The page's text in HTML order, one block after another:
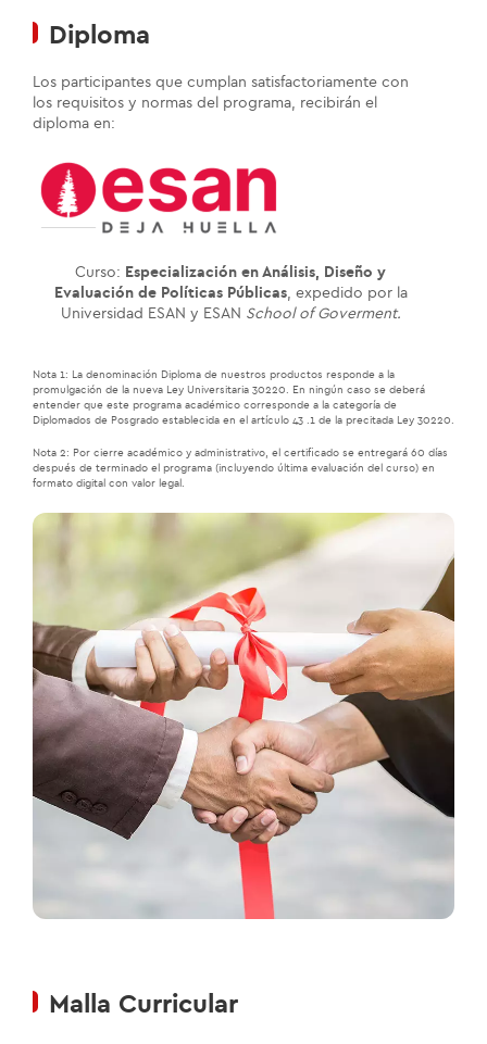
Diploma
Los participantes que cumplan satisfactoriamente con
los requisitos y normas del programa, recibirán el
diploma en:
Curso: Especialización en Análisis, Diseño y
Evaluación de Políticas Públicas, expedido por la
Universidad ESAN y ESAN School of Goverment.
Nota 1: La denominación Diploma de nuestros productos responde a la
promulgación de la nueva Ley Universitaria 30220. En ningún caso se deberá
entender que este programa académico corresponde a la categoría de
Diplomados de Posgrado establecida en el artículo 43 .1 de la precitada Ley 30220.
Nota 2: Por cierre académico y administrativo, el certificado se entregará 60 días
después de terminado el programa (incluyendo última evaluación del curso) en
formato digital con valor legal.
Malla Curricular